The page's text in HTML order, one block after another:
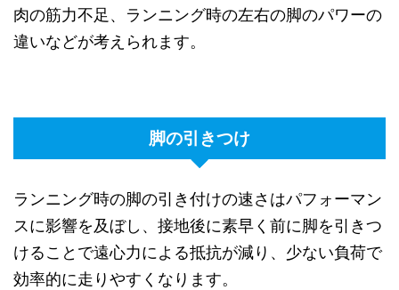
肉の筋力不足、ランニング時の左右の脚のパワーの
違いなどが考えられます。
脚の引きつけ
ランニング時の脚の引き付けの速さはパフォーマン
スに影響を及ぼし、接地後に素早く前に脚を引きつ
けることで遠心力による抵抗が減り、少ない負荷で
効率的に走りやすくなります。